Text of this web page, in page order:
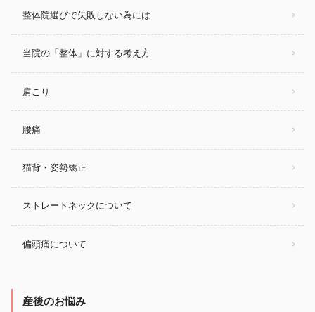
整体院選びで失敗しない為には
当院の「整体」に対する考え方
肩こり
腰痛
猫背・姿勢矯正
ストレートネックについて
偏頭痛について
産後のお悩み